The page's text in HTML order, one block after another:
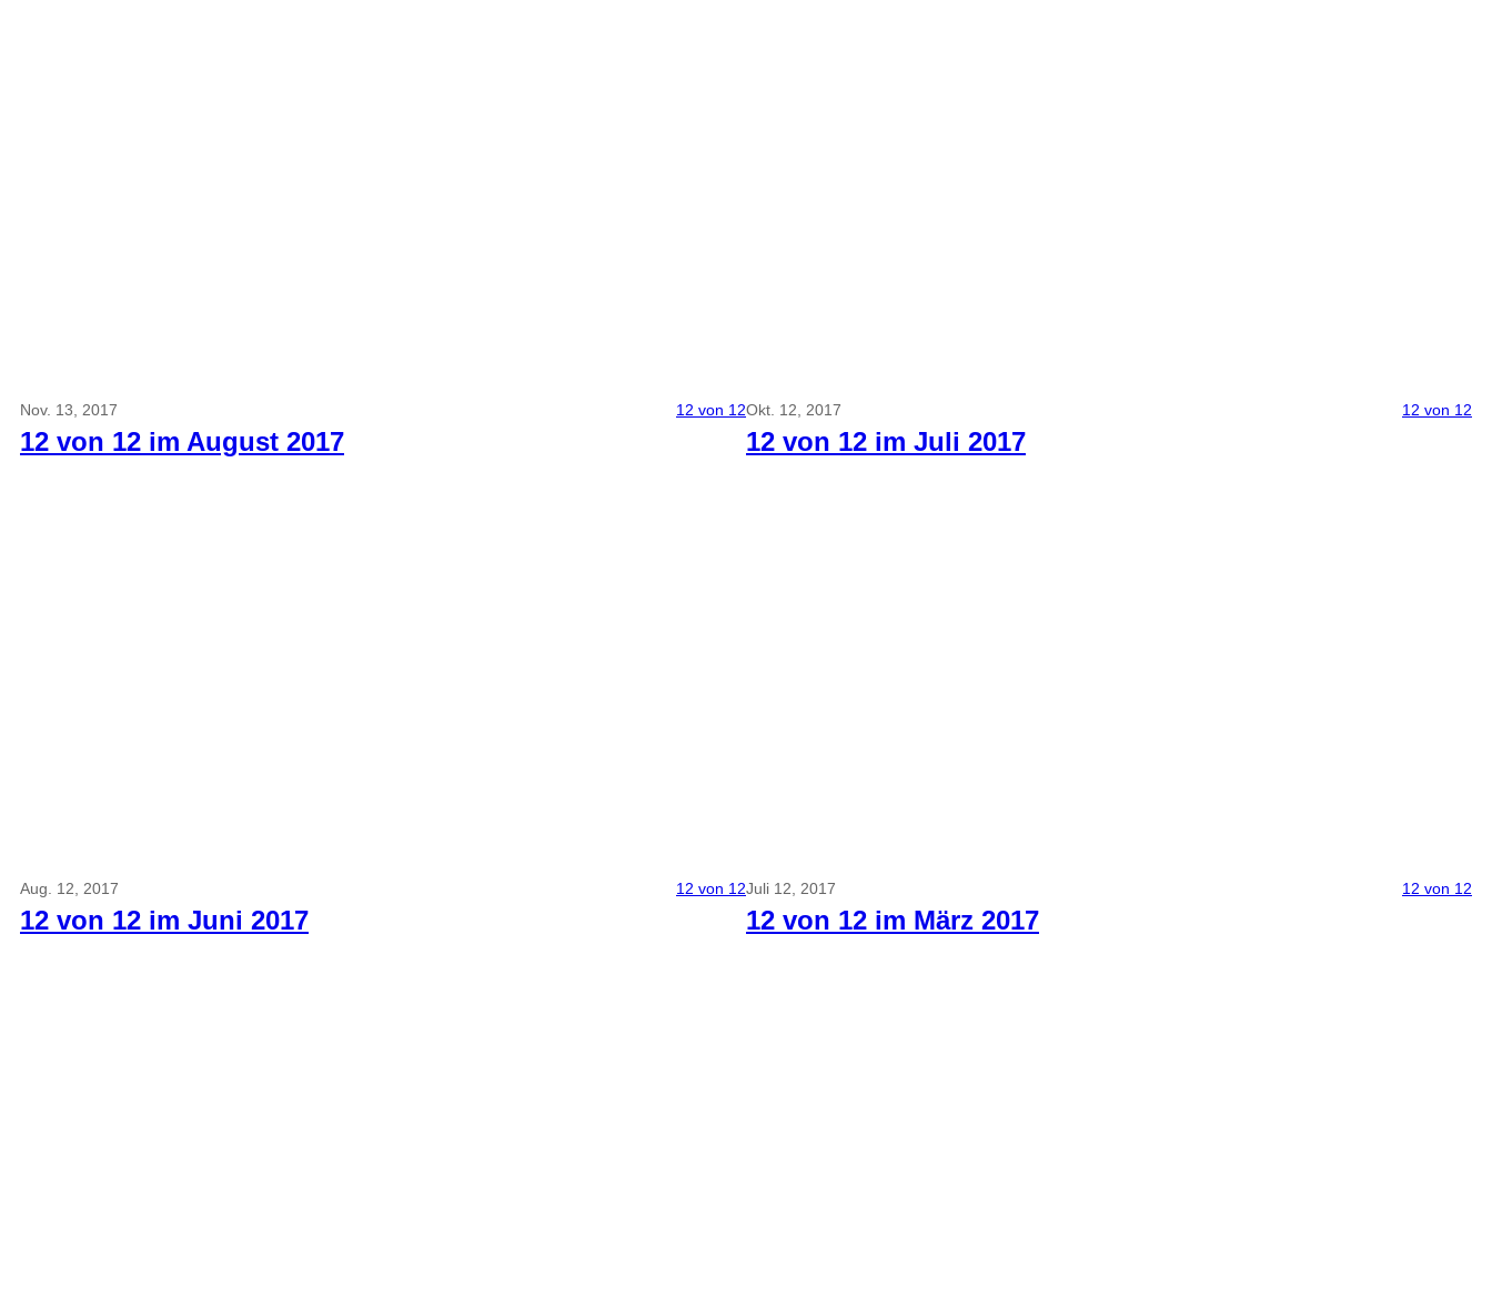
Nov. 13, 2017 12 von 12Okt. 12, 2017 12 von 12
12 von 12 im August 2017
Aug. 12, 2017 12 von 12
12 von 12 im Juli 2017
Juli 12, 2017 12 von 12
12 von 12 im Juni 2017 12 von 12 im März 2017